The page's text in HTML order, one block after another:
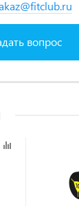
вопрос